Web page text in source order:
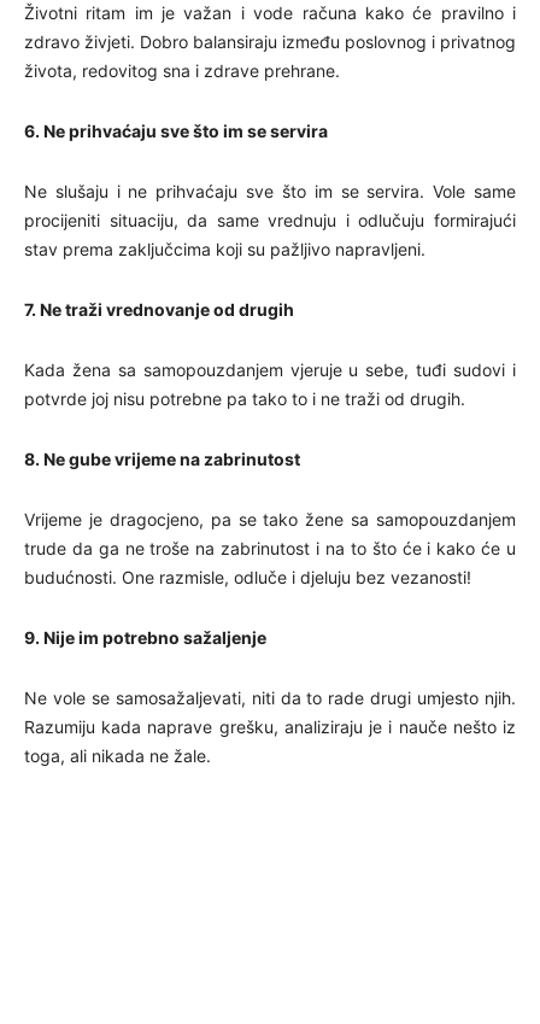
Životni ritam im je važan i vode računa kako će pravilno i
zdravo živjeti. Dobro balansiraju između poslovnog i privatnog
života, redovitog sna i zdrave prehrane.
6. Ne prihvaćaju sve što im se servira
Ne slušaju i ne prihvaćaju sve što im se servira. Vole same
procijeniti situaciju, da same vrednuju i odlučuju formirajući
stav prema zaključcima koji su pažljivo napravljeni.
7. Ne traži vrednovanje od drugih
Kada žena sa samopouzdanjem vjeruje u sebe, tuđi sudovi i
potvrde joj nisu potrebne pa tako to i ne traži od drugih.
8. Ne gube vrijeme na zabrinutost
Vrijeme je dragocjeno, pa se tako žene sa samopouzdanjem
trude da ga ne troše na zabrinutost i na to što će i kako će u
budućnosti. One razmisle, odluče i djeluju bez vezanosti!
9. Nije im potrebno sažaljenje
Ne vole se samosažaljevati, niti da to rade drugi umjesto njih.
Razumiju kada naprave grešku, analiziraju je i nauče nešto iz
toga, ali nikada ne žale.